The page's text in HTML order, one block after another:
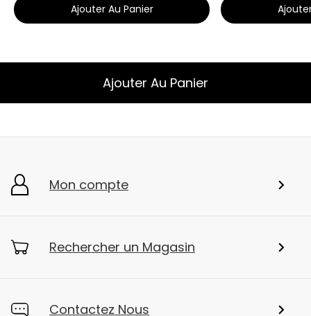
Ajouter Au Panier
Ajouter Au Panier
Mon compte
Rechercher un Magasin
Contactez Nous